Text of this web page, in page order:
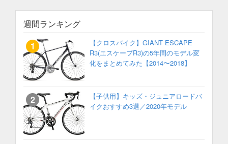
週間ランキング
【クロスバイク】GIANT ESCAPE
R3(エスケープR3)の5年間のモデル変
化をまとめてみた【2014〜2018】
【子供用】キッズ・ジュニアロードバ
イクおすすめ3選／2020年モデル